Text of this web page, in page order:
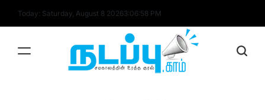
Today: Saturday, August 8 20263:06:58 PM